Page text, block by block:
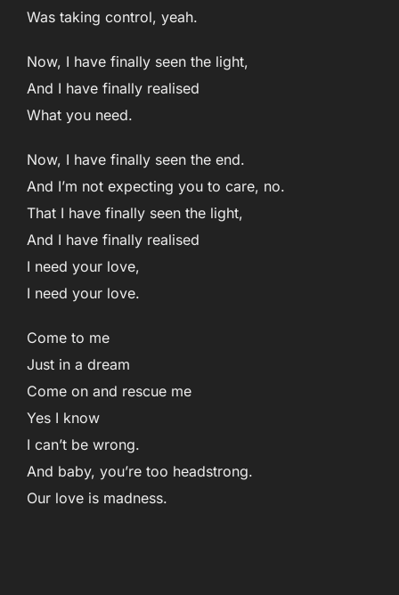
Was taking control, yeah.
Now, I have finally seen the light,
And I have finally realised
What you need.
Now, I have finally seen the end.
And I’m not expecting you to care, no.
That I have finally seen the light,
And I have finally realised
I need your love,
I need your love.
Come to me
Just in a dream
Come on and rescue me
Yes I know
I can’t be wrong.
And baby, you’re too headstrong.
Our love is madness.